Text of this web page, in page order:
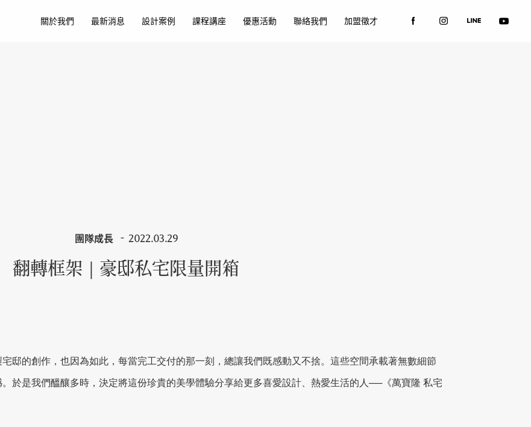
關於我們 最新消息 設計案例 課程講座 優惠活動 聯絡我們 加盟徵才
團隊成長 2022.03.29
翻轉框架｜豪邸私宅限量開箱
邸的創作，也因為如此，每當完工交付的那一刻，總讓我們既感動又不捨。這些空間承載著無數細節
於是我們醞釀多時，決定將這份珍貴的美學體驗分享給更多喜愛設計、熱愛生活的人──《萬寶隆 私宅